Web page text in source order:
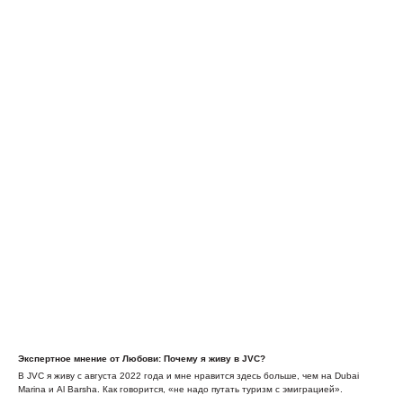
Экспертное мнение от Любови: Почему я живу в JVC?
В JVC я живу с августа 2022 года и мне нравится здесь больше, чем на Dubai
Marina и Al Barsha. Как говорится, «не надо путать туризм с эмиграцией».